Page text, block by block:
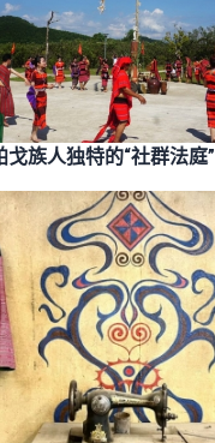
族人独特的“社群法庭”